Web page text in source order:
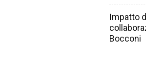
Impatto
Bocconi